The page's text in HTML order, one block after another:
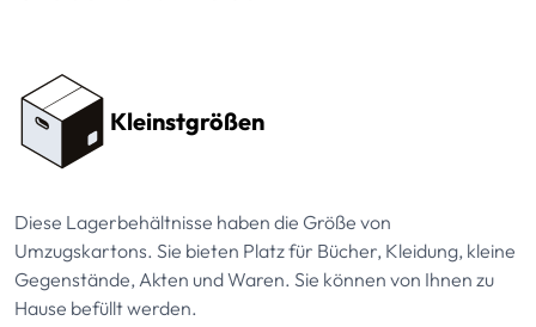
Kleinstgrößen
Diese Lagerbehältnisse haben die Größe von
Umzugskartons. Sie bieten Platz für Bücher, Kleidung, kleine
Gegenstände, Akten und Waren. Sie können von Ihnen zu
Hause befüllt werden.